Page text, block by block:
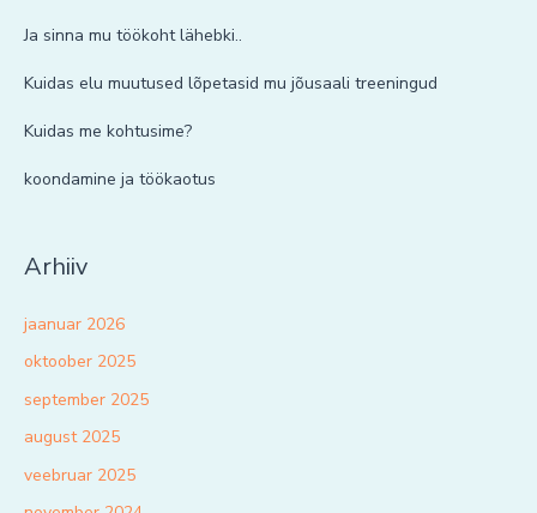
Ja sinna mu töökoht lähebki..
Kuidas elu muutused lõpetasid mu jõusaali treeningud
Kuidas me kohtusime?
koondamine ja töökaotus
Arhiiv
jaanuar 2026
oktoober 2025
september 2025
august 2025
veebruar 2025